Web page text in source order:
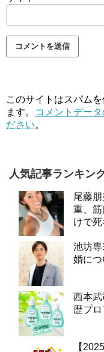
このサイトはスパム
ます。
コメントデー
ださい。
人気記事ランキン
尾藤
重、
けで
池坊
婚につ
西本
歴プ
【